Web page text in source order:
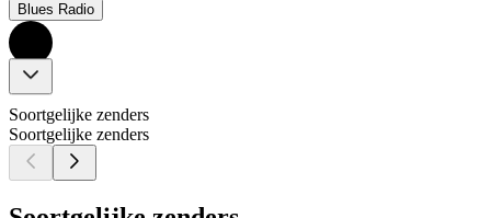
Blues Radio
Soortgelijke zenders
Soortgelijke zenders